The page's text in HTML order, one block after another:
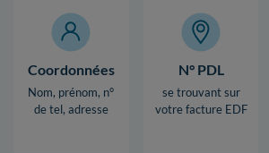
Coordonnées
Nom, prénom, n°
de tel, adresse
N° PDL
se trouvant sur
votre facture EDF